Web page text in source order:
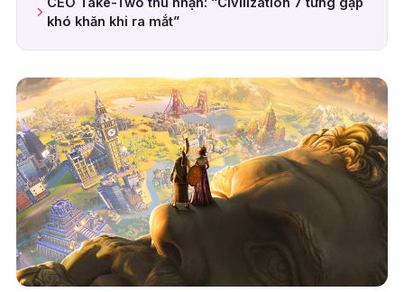
khó khăn khi ra mắt”